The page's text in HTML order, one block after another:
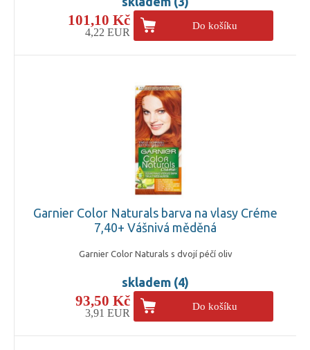
101,10 Kč
4,22 EUR
Do košíku
Garnier Color Naturals barva na vlasy Créme
7,40+ Vášnivá měděná
Garnier Color Naturals s dvojí péčí oliv
skladem (4)
93,50 Kč
3,91 EUR
Do košíku